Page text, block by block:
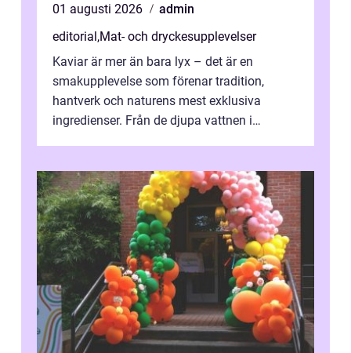
01 augusti 2026
admin
editorial,Mat- och dryckesupplevelser
Kaviar är mer än bara lyx – det är en
smakupplevelse som förenar tradition,
hantverk och naturens mest exklusiva
ingredienser. Från de djupa vattnen i